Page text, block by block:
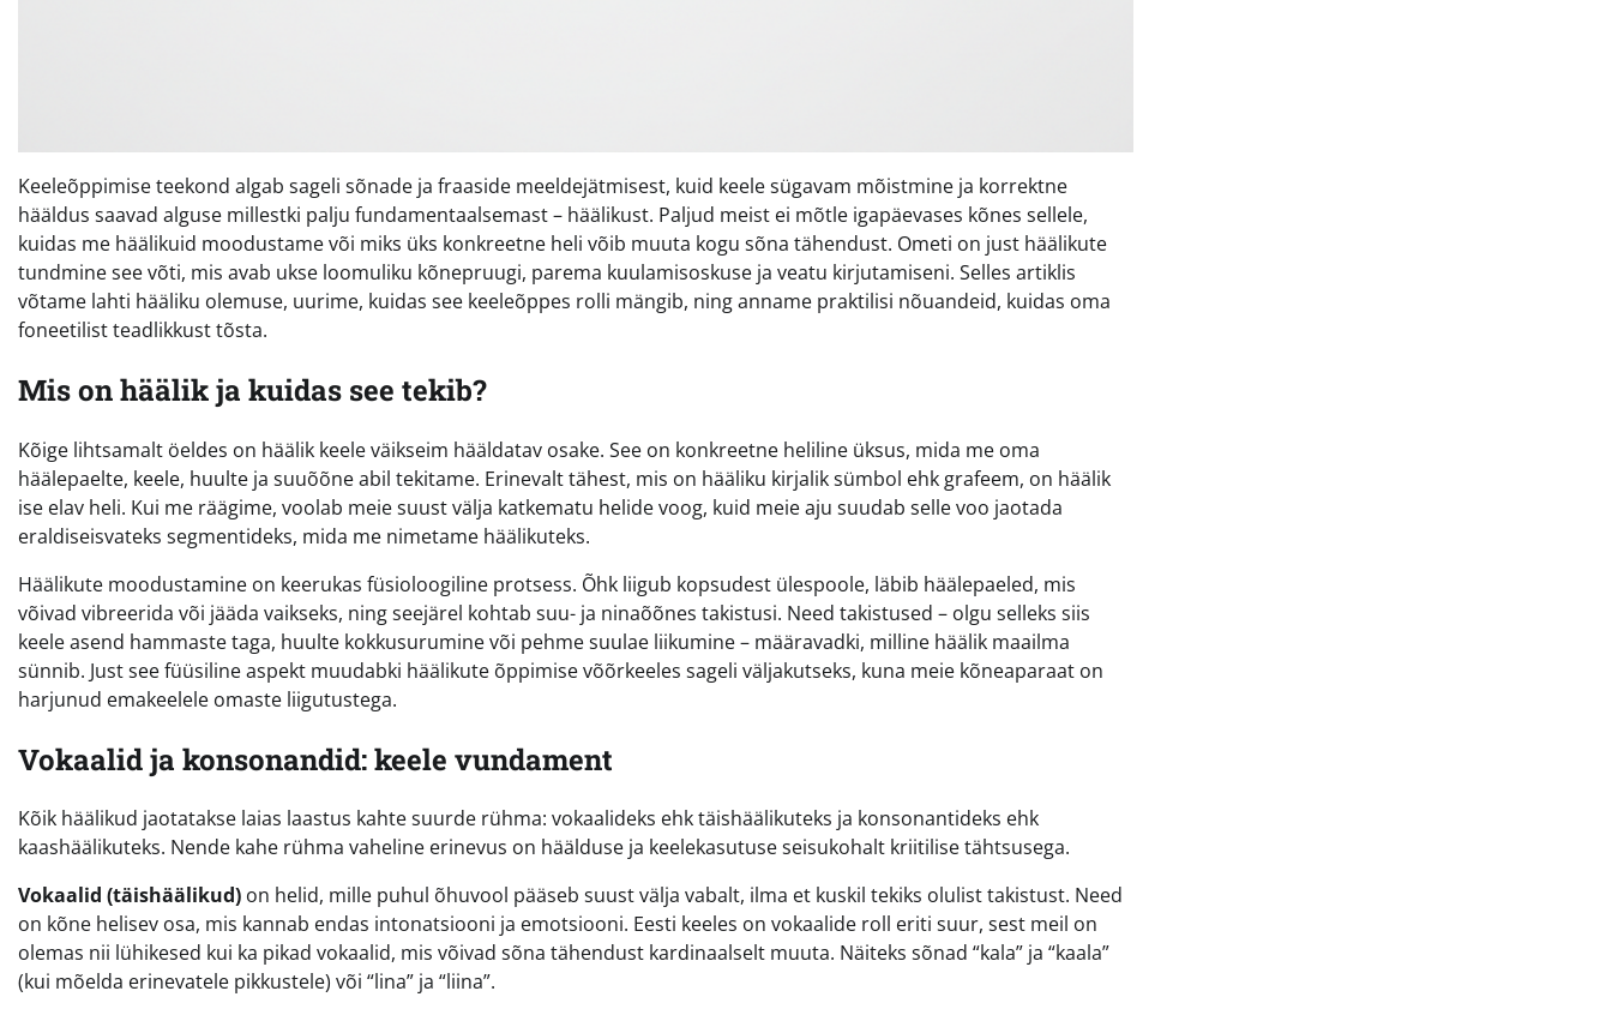
Keeleõppimise teekond algab sageli sõnade ja fraaside meeldejätmisest, kuid keele sügavam mõistmine ja korrektne
hääldus saavad alguse millestki palju fundamentaalsemast – häälikust. Paljud meist ei mõtle igapäevases kõnes sellele,
kuidas me häälikuid moodustame või miks üks konkreetne heli võib muuta kogu sõna tähendust. Ometi on just häälikute
tundmine see võti, mis avab ukse loomuliku kõnepruugi, parema kuulamisoskuse ja veatu kirjutamiseni. Selles artiklis
võtame lahti hääliku olemuse, uurime, kuidas see keeleõppes rolli mängib, ning anname praktilisi nõuandeid, kuidas oma
foneetilist teadlikkust tõsta.
Mis on häälik ja kuidas see tekib?
Kõige lihtsamalt öeldes on häälik keele väikseim hääldatav osake. See on konkreetne heliline üksus, mida me oma
häälepaelte, keele, huulte ja suuõõne abil tekitame. Erinevalt tähest, mis on hääliku kirjalik sümbol ehk grafeem, on häälik
ise elav heli. Kui me räägime, voolab meie suust välja katkematu helide voog, kuid meie aju suudab selle voo jaotada
eraldiseisvateks segmentideks, mida me nimetame häälikuteks.
Häälikute moodustamine on keerukas füsioloogiline protsess. Õhk liigub kopsudest ülespoole, läbib häälepaeled, mis
võivad vibreerida või jääda vaikseks, ning seejärel kohtab suu- ja ninaõõnes takistusi. Need takistused – olgu selleks siis
keele asend hammaste taga, huulte kokkusurumine või pehme suulae liikumine – määravadki, milline häälik maailma
sünnib. Just see füüsiline aspekt muudabki häälikute õppimise võõrkeeles sageli väljakutseks, kuna meie kõneaparaat on
harjunud emakeelele omaste liigutustega.
Vokaalid ja konsonandid: keele vundament
Kõik häälikud jaotatakse laias laastus kahte suurde rühma: vokaalideks ehk täishäälikuteks ja konsonantideks ehk
kaashäälikuteks. Nende kahe rühma vaheline erinevus on häälduse ja keelekasutuse seisukohalt kriitilise tähtsusega.
Vokaalid (täishäälikud) on helid, mille puhul õhuvool pääseb suust välja vabalt, ilma et kuskil tekiks olulist takistust. Need
on kõne helisev osa, mis kannab endas intonatsiooni ja emotsiooni. Eesti keeles on vokaalide roll eriti suur, sest meil on
olemas nii lühikesed kui ka pikad vokaalid, mis võivad sõna tähendust kardinaalselt muuta. Näiteks sõnad “kala” ja “kaala”
(kui mõelda erinevatele pikkustele) või “lina” ja “liina”.